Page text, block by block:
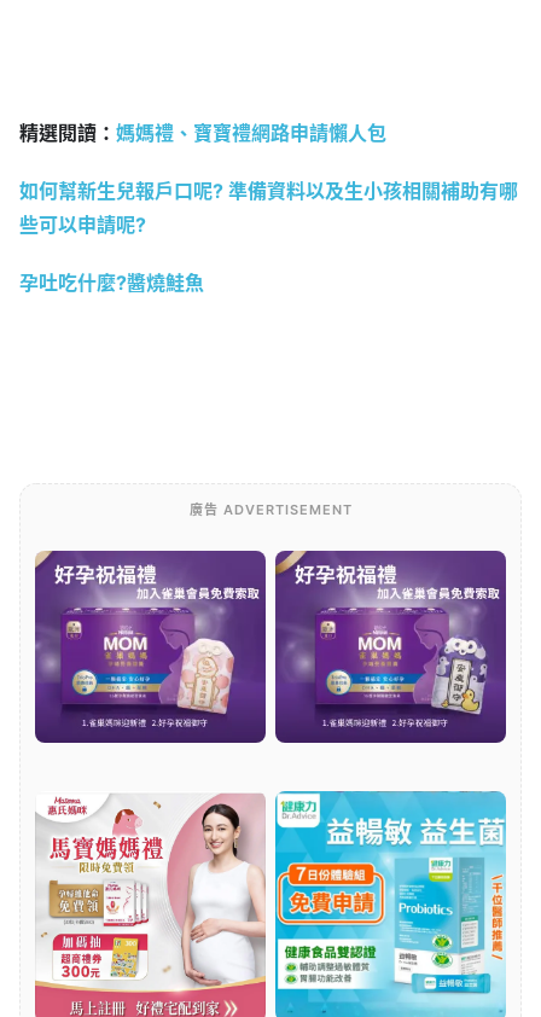
精選閱讀： 媽媽禮、寶寶禮網路申請懶人包
如何幫新生兒報戶口呢? 準備資料以及生小孩相關補助有哪
些可以申請呢?
孕吐吃什麼?醬燒鮭魚
廣告 ADVERTISEMENT